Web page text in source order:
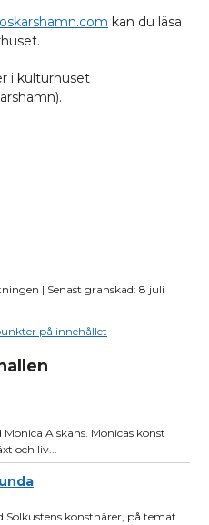
kan du läsa
i kulturhuset
| Senast granskad: 8 juli
på innehållet
Alskans. Monicas konst
och liv...
konstnärer, på temat